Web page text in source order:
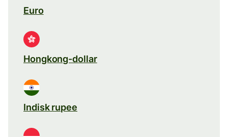
Euro
Hongkong-dollar
Indisk rupee